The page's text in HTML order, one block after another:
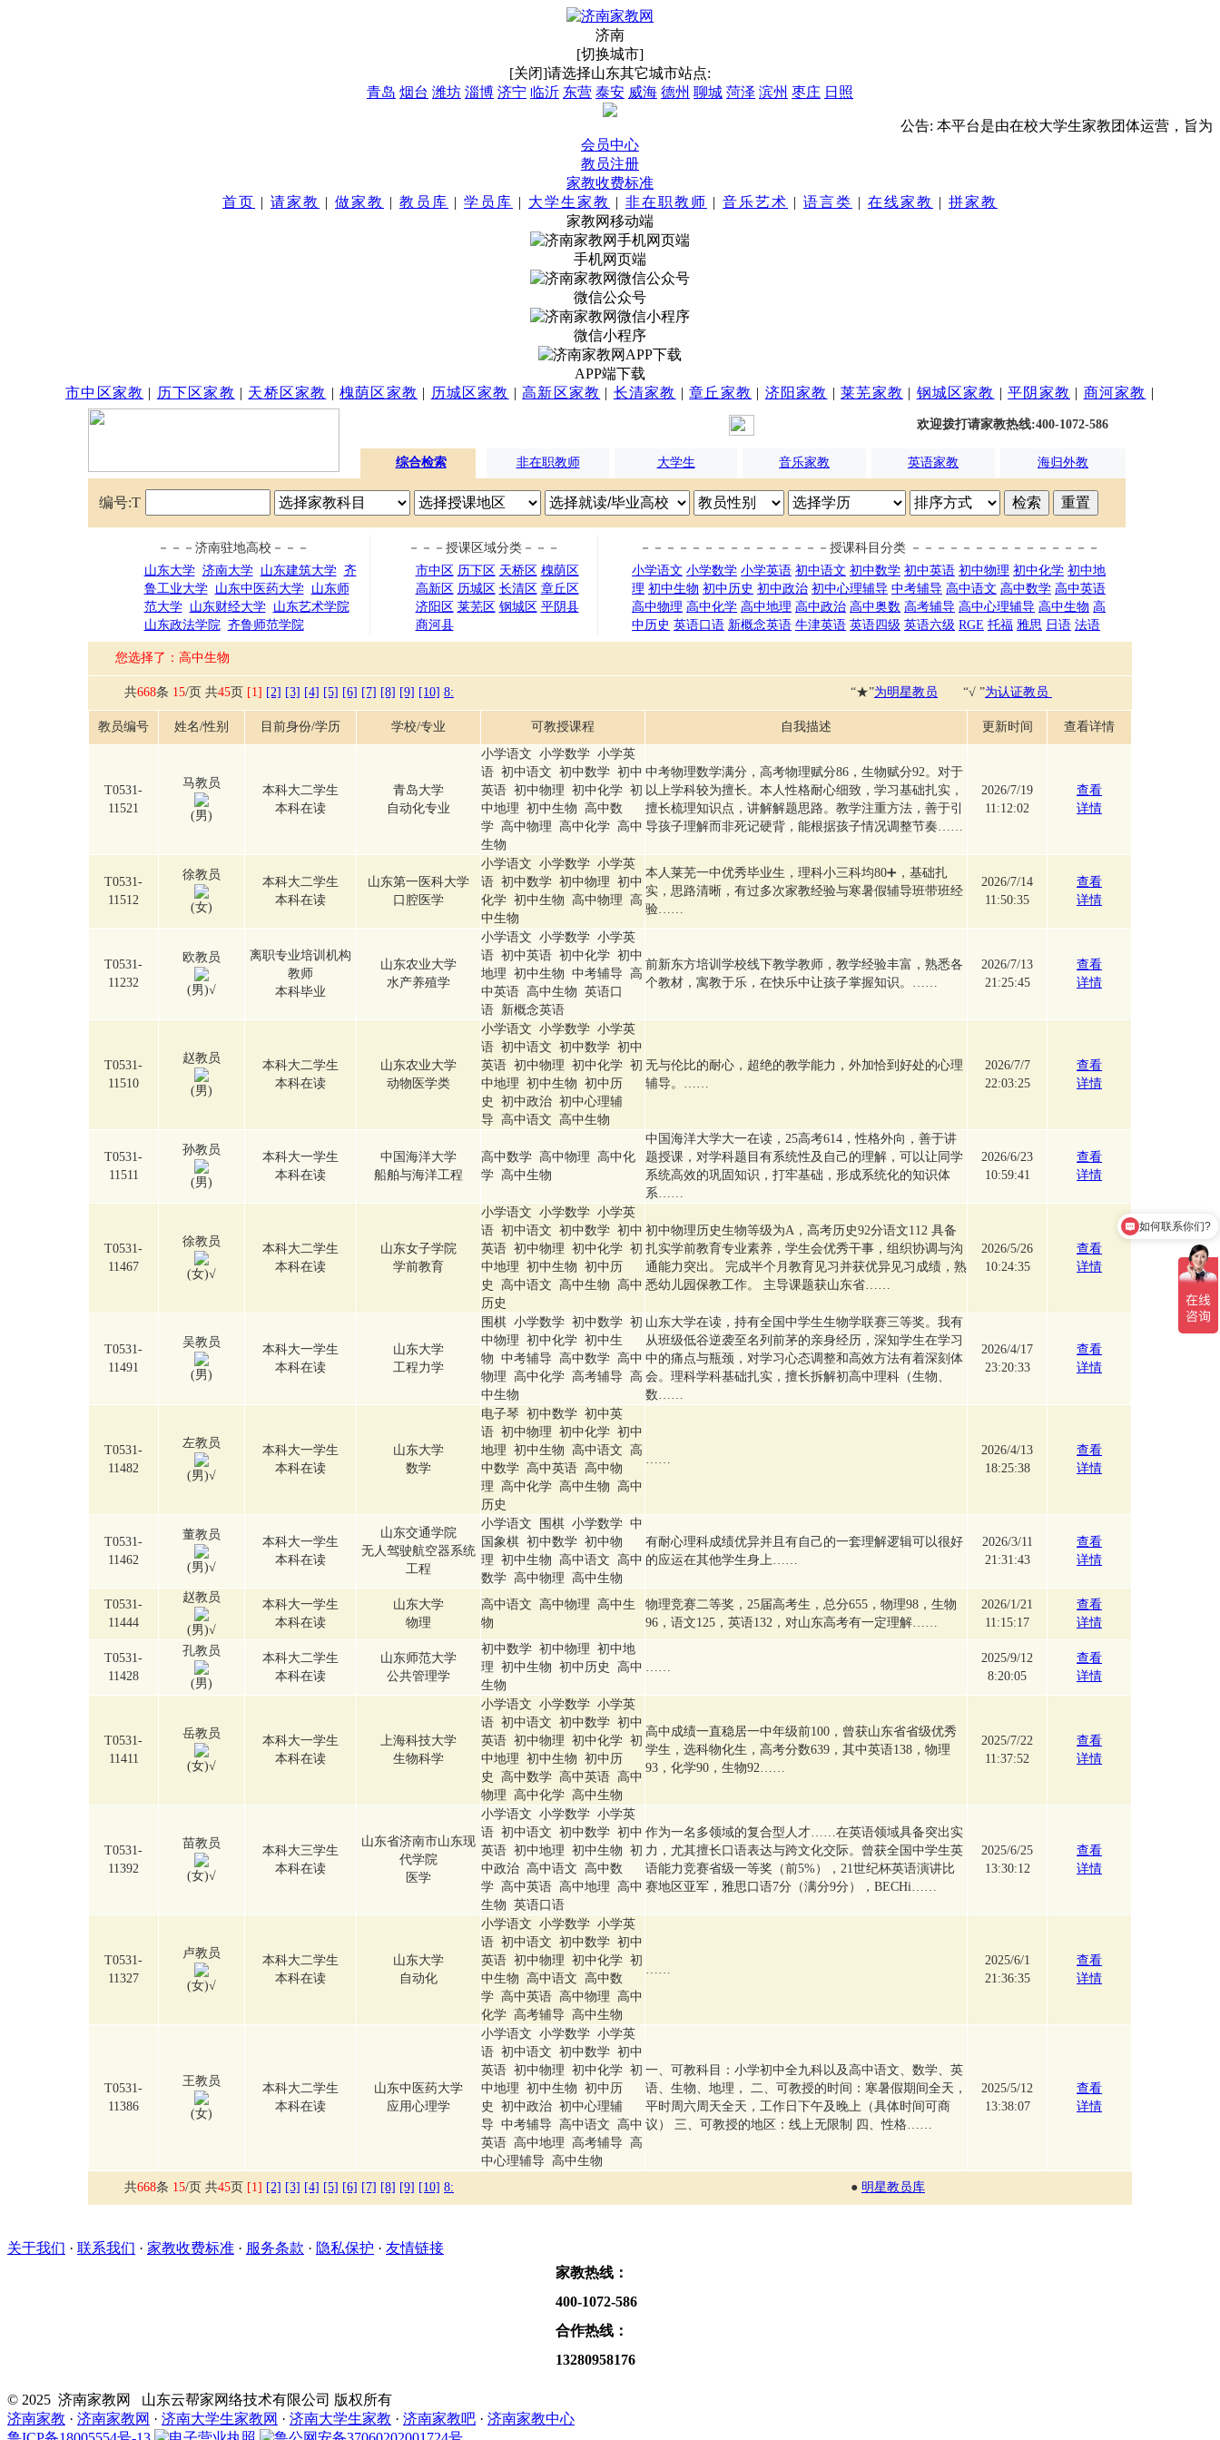
济南
[切换城市]
[关闭]请选择山东其它城市站点:
青岛 烟台 潍坊 淄博 济宁 临沂 东营 泰安 威海 德州 聊城 菏泽 滨州 枣庄 日照
公告: 本平台是由在校大学生家教团体运营，旨为
会员中心
教员注册
家教收费标准
首页 | 请家教 | 做家教 | 教员库 | 学员库 | 大学生家教 | 非在职教师 | 音乐艺术 | 语言类 | 在线家教 | 拼家教
家教网移动端
手机网页端
微信公众号
微信小程序
APP端下载
市中区家教 | 历下区家教 | 天桥区家教 |槐荫区家教 | 历城区家教 |高新区家教 | 长清家教 |章丘家教 | 济阳家教 |莱芜家教 | 钢城区家教 |平阴家教 | 商河家教 |
欢迎拨打请家教热线:400-1072-586
综合检索 非在职教师 大学生 音乐家教 英语家教 海归外教
编号:T
－－－济南驻地高校－－－
山东大学 济南大学 山东建筑大学 齐
鲁工业大学
山东中医药大学
山东师
范大学
山东财经大学
山东艺术学院
山东政法学院 齐鲁师范学院
－－－授课区域分类－－－
市中区 历下区 天桥区 槐荫区
高新区 历城区 长清区 章丘区
济阳区 莱芜区 钢城区 平阴县
商河县
－－－－－－－－－－－－－－－授课科目分类 －－－－－－－－－－－－－－－
小学语文 小学数学 小学英语 初中语文 初中数学 初中英语 初中物理 初中化学 初中地
理 初中生物 初中历史 初中政治 初中心理辅导 中考辅导 高中语文 高中数学 高中英语
高中物理 高中化学 高中地理 高中政治 高中奥数 高考辅导 高中心理辅导 高中生物 高
中历史 英语口语 新概念英语 牛津英语 英语四级 英语六级 RGE 托福 雅思 日语 法语
您选择了：高中生物
共668条 15/页 共45页 [1] [2] [3] [4] [5] [6] [7] [8] [9] [10] 8: “★”为明星教员 “√ ”为认证教员
教员编号 姓名/性别 目前身份/学历 学校/专业 可教授课程 自我描述 更新时间 查看详情
T0531-
11521
马教员
(男)
本科大二学生
本科在读
青岛大学
自动化专业
小学语文 小学数学 小学英
语 初中语文 初中数学 初中
英语 初中物理 初中化学 初
中地理 初中生物 高中数
学 高中物理 高中化学 高中
生物
中考物理数学满分，高考物理赋分86，生物赋分92。对于
以上学科较为擅长。本人性格耐心细致，学习基础扎实，
擅长梳理知识点，讲解解题思路。教学注重方法，善于引
导孩子理解而非死记硬背，能根据孩子情况调整节奏……
2026/7/19
11:12:02
查看
详情
T0531-
11512
徐教员
(女)
本科大二学生
本科在读
山东第一医科大学
口腔医学
小学语文 小学数学 小学英
语 初中数学 初中物理 初中
化学 初中生物 高中物理 高
中生物
本人莱芜一中优秀毕业生，理科小三科均80➕，基础扎
实，思路清晰，有过多次家教经验与寒暑假辅导班带班经
验……
2026/7/14
11:50:35
查看
详情
T0531-
11232
欧教员
(男)√
离职专业培训机构
教师
本科毕业
山东农业大学
水产养殖学
小学语文 小学数学 小学英
语 初中英语 初中化学 初中
地理 初中生物 中考辅导 高
中英语 高中生物 英语口
语 新概念英语
前新东方培训学校线下教学教师，教学经验丰富，熟悉各
个教材，寓教于乐，在快乐中让孩子掌握知识。……
2026/7/13
21:25:45
查看
详情
T0531-
11510
赵教员
(男)
本科大二学生
本科在读
山东农业大学
动物医学类
小学语文 小学数学 小学英
语 初中语文 初中数学 初中
英语 初中物理 初中化学 初
中地理 初中生物 初中历
史 初中政治 初中心理辅
导 高中语文 高中生物
无与伦比的耐心，超绝的教学能力，外加恰到好处的心理
辅导。……
2026/7/7
22:03:25
查看
详情
T0531-
11511
孙教员
(男)
本科大一学生
本科在读
中国海洋大学
船舶与海洋工程
高中数学 高中物理 高中化
学 高中生物
中国海洋大学大一在读，25高考614，性格外向，善于讲
题授课，对学科题目有系统性及自己的理解，可以让同学
系统高效的巩固知识，打牢基础，形成系统化的知识体
系……
2026/6/23
10:59:41
查看
详情
T0531-
11467
徐教员
(女)√
本科大二学生
本科在读
山东女子学院
学前教育
小学语文 小学数学 小学英
语 初中语文 初中数学 初中
英语 初中物理 初中化学 初
中地理 初中生物 初中历
史 高中语文 高中生物 高中
历史
初中物理历史生物等级为A，高考历史92分语文112 具备
扎实学前教育专业素养，学生会优秀干事，组织协调与沟
通能力突出。 完成半个月教育见习并获优异见习成绩，熟
悉幼儿园保教工作。 主导课题获山东省……
2026/5/26
10:24:35
查看
详情
T0531-
11491
吴教员
(男)
本科大一学生
本科在读
山东大学
工程力学
围棋 小学数学 初中数学 初
中物理 初中化学 初中生
物 中考辅导 高中数学 高中
物理 高中化学 高考辅导 高
中生物
山东大学在读，持有全国中学生生物学联赛三等奖。我有
从班级低谷逆袭至名列前茅的亲身经历，深知学生在学习
中的痛点与瓶颈，对学习心态调整和高效方法有着深刻体
会。理科学科基础扎实，擅长拆解初高中理科（生物、
数……
2026/4/17
23:20:33
查看
详情
T0531-
11482
左教员
(男)√
本科大一学生
本科在读
山东大学
数学
电子琴 初中数学 初中英
语 初中物理 初中化学 初中
地理 初中生物 高中语文 高
中数学 高中英语 高中物
理 高中化学 高中生物 高中
历史
……
2026/4/13
18:25:38
查看
详情
T0531-
11462
董教员
(男)√
本科大一学生
本科在读
山东交通学院
无人驾驶航空器系统
工程
小学语文 围棋 小学数学 中
国象棋 初中数学 初中物
理 初中生物 高中语文 高中
数学 高中物理 高中生物
有耐心理科成绩优异并且有自己的一套理解逻辑可以很好
的应运在其他学生身上……
2026/3/11
21:31:43
查看
详情
T0531-
11444
赵教员
(男)√
本科大一学生
本科在读
山东大学
物理
高中语文 高中物理 高中生
物
物理竞赛二等奖，25届高考生，总分655，物理98，生物
96，语文125，英语132，对山东高考有一定理解……
2026/1/21
11:15:17
查看
详情
T0531-
11428
孔教员
(男)
本科大二学生
本科在读
山东师范大学
公共管理学
初中数学 初中物理 初中地
理 初中生物 初中历史 高中
生物
……
2025/9/12
8:20:05
查看
详情
T0531-
11411
岳教员
(女)√
本科大一学生
本科在读
上海科技大学
生物科学
小学语文 小学数学 小学英
语 初中语文 初中数学 初中
英语 初中物理 初中化学 初
中地理 初中生物 初中历
史 高中数学 高中英语 高中
物理 高中化学 高中生物
高中成绩一直稳居一中年级前100，曾获山东省省级优秀
学生，选科物化生，高考分数639，其中英语138，物理
93，化学90，生物92……
2025/7/22
11:37:52
查看
详情
T0531-
11392
苗教员
(女)√
本科大三学生
本科在读
山东省济南市山东现
代学院
医学
小学语文 小学数学 小学英
语 初中语文 初中数学 初中
英语 初中地理 初中生物 初
中政治 高中语文 高中数
学 高中英语 高中地理 高中
生物 英语口语
作为一名多领域的复合型人才……在英语领域具备突出实
力，尤其擅长口语表达与跨文化交际。曾获全国中学生英
语能力竞赛省级一等奖（前5%），21世纪杯英语演讲比
赛地区亚军，雅思口语7分（满分9分），BECHi……
2025/6/25
13:30:12
查看
详情
T0531-
11327
卢教员
(女)√
本科大二学生
本科在读
山东大学
自动化
小学语文 小学数学 小学英
语 初中语文 初中数学 初中
英语 初中物理 初中化学 初
中生物 高中语文 高中数
学 高中英语 高中物理 高中
化学 高考辅导 高中生物
……
2025/6/1
21:36:35
查看
详情
T0531-
11386
王教员
(女)
本科大二学生
本科在读
山东中医药大学
应用心理学
小学语文 小学数学 小学英
语 初中语文 初中数学 初中
英语 初中物理 初中化学 初
中地理 初中生物 初中历
史 初中政治 初中心理辅
导 中考辅导 高中语文 高中
英语 高中地理 高考辅导 高
中心理辅导 高中生物
一、可教科目：小学初中全九科以及高中语文、数学、英
语、生物、地理， 二、可教授的时间：寒暑假期间全天，
平时周六周天全天，工作日下午及晚上（具体时间可商
议） 三、可教授的地区：线上无限制 四、性格……
2025/5/12
13:38:07
查看
详情
共668条 15/页 共45页 [1] [2] [3] [4] [5] [6] [7] [8] [9] [10] 8: ● 明星教员库
关于我们 · 联系我们 · 家教收费标准 · 服务条款 · 隐私保护 · 友情链接
家教热线：
400-1072-586
合作热线：
13280958176
© 2025 济南家教网 山东云帮家网络技术有限公司 版权所有
济南家教 · 济南家教网 · 济南大学生家教网 · 济南大学生家教 · 济南家教吧 · 济南家教中心
如何联系你们?